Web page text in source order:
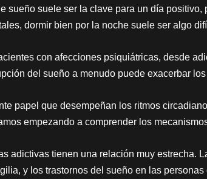
sueño suele ser la clave para un día
dormir bien por la noche suele ser algo
con afecciones psiquiátricas, desde
del sueño a menudo puede exacerbar
papel que desempeñan los ritmos
empezando a comprender los
adictivas tienen una relación muy estrecha.
y los trastornos del sueño en las